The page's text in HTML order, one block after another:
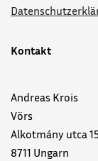
Kontakt
Andreas Krois
Vörs
Alkotmány utca
8711 Ungarn